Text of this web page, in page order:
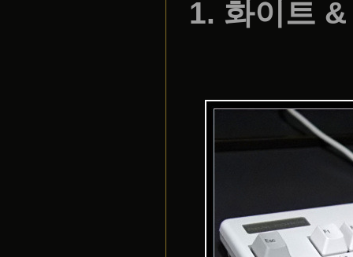
1. 화이트